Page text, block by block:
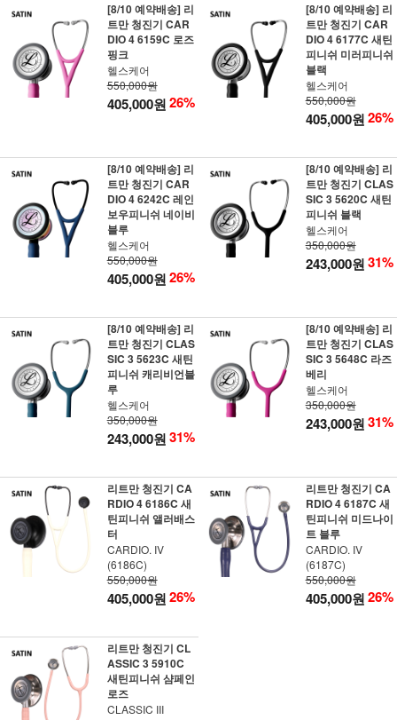
[8/10 예약배송] 리
트만 청진기 CAR
DIO 4 6159C 로즈
핑크
헬스케어
550,000원
405,000원26%
[8/10 예약배송] 리
트만 청진기 CAR
DIO 4 6177C 새틴
피니쉬 미러피니쉬
블랙
헬스케어
550,000원
405,000원26%
[8/10 예약배송] 리
트만 청진기 CAR
DIO 4 6242C 레인
보우피니쉬 네이비
블루
헬스케어
550,000원
405,000원26%
[8/10 예약배송] 리
트만 청진기 CLAS
SIC 3 5620C 새틴
피니쉬 블랙
헬스케어
350,000원
243,000원31%
[8/10 예약배송] 리
트만 청진기 CLAS
SIC 3 5623C 새틴
피니쉬 캐리비언블
루
헬스케어
350,000원
243,000원31%
[8/10 예약배송] 리
트만 청진기 CLAS
SIC 3 5648C 라즈
베리
헬스케어
350,000원
243,000원31%
리트만 청진기 CA
RDIO 4 6186C 새
틴피니쉬 앨러배스
터
CARDIO. IV
(6186C)
550,000원
405,000원26%
리트만 청진기 CA
RDIO 4 6187C 새
틴피니쉬 미드나이
트 블루
CARDIO. IV
(6187C)
550,000원
405,000원26%
리트만 청진기 CL
ASSIC 3 5910C
새틴피니쉬 샴페인
로즈
CLASSIC III